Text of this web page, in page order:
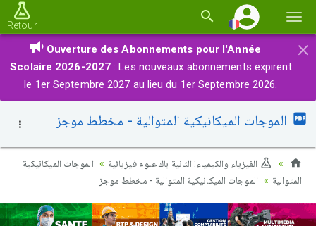
la
Retour
×
Ouverture des Abonnements pour l'Année
Scolaire 2026-2027 : Les nouveaux abonnements expirent
le 1er Septembre 2027 au lieu du 1er Septembre 2026.
الموجات الميكانيكية المتوالية - مخطط موجز
الفيزياء والكيمياء: الثانية باك علوم فيزيائية
الموجات الميكانيكية
المتوالية
الموجات الميكانيكية المتوالية - مخطط موجز